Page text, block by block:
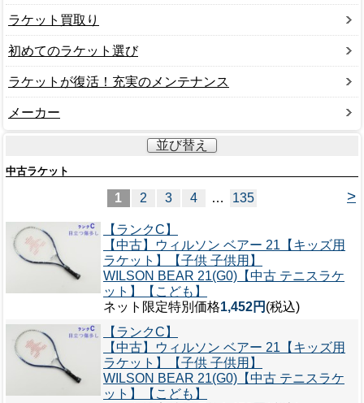
ラケット買取り
初めてのラケット選び
ラケットが復活！充実のメンテナンス
メーカー
並び替え
中古ラケット
>
1 2 3 4 … 135
【ランクC】
【中古】ウィルソン ベアー 21【キッズ用
ラケット】【子供 子供用】
WILSON BEAR 21(G0)【中古 テニスラケ
ット】【こども】
ネット限定特別価格1,452円 (税込)
【ランクC】
【中古】ウィルソン ベアー 21【キッズ用
ラケット】【子供 子供用】
WILSON BEAR 21(G0)【中古 テニスラケ
ット】【こども】